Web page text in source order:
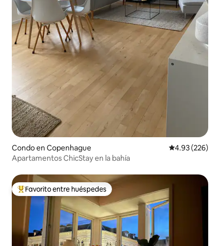
Condo en Copenhague Calificación
4.93 (226)
Apartamentos ChicStay en la bahía
Favorito entre huéspedes preferido
Favorito entre huéspedes